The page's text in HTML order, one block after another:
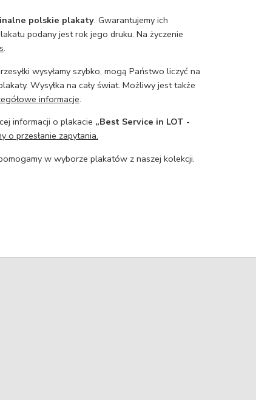
polskie plakaty. Gwarantujemy ich
podany jest rok jego druku. Na życzenie
.
wysyłamy szybko, mogą Państwo liczyć na
Wysyłka na cały świat. Możliwy jest także
informacje.
informacji o plakacie „Best Service in LOT -
o przesłanie zapytania.
w wyborze plakatów z naszej kolekcji.